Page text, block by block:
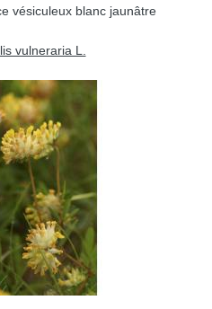
vésiculeux blanc jaunâtre
vulneraria L.